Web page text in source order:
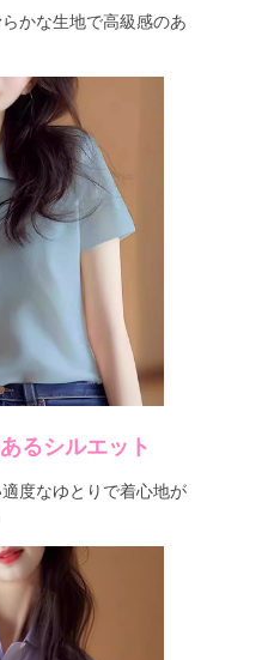
かな生地で高級感のあ
るシルエット
度なゆとりで着心地が